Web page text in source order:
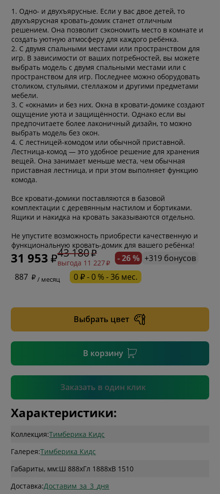
1. Одно- и двухъярусные. Если у вас двое детей, то
двухъярусная кровать-домик станет отличным
решением. Она позволит сэкономить место в комнате и
создать уютную атмосферу для каждого ребёнка.
2. С двумя спальными местами или пространством для
игр. В зависимости от ваших потребностей, вы можете
выбрать модель с двумя спальными местами или с
пространством для игр. Последнее можно оборудовать
столиком, стульями, стеллажом и другими предметами
мебели.
3. С «окнами» и без них. Окна в кровати-домике создают
ощущение уюта и защищённости. Однако если вы
предпочитаете более лаконичный дизайн, то можно
выбрать модель без окон.
4. С лестницей-комодом или обычной приставной.
Лестница-комод — это удобное решение для хранения
вещей. Она занимает меньше места, чем обычная
приставная лестница, и при этом выполняет функцию
комода.
Все кровати-домики поставляются в базовой
комплектации с деревянным настилом и бортиками.
Ящики и накидка на кровать заказываются отдельно.
Не упустите возможность приобрести качественную и
функциональную кровать-домик для вашего ребёнка!
31 953 43 180
выгода 11 227 - 26 % +319 бонусов
887
/ месяц 0 ₽ - 0 % - 36 мес.
Выбрать цвет
В корзину
Заказать в один клик
* обязательное поле
Подтвердить
Характеристики:
Коллекция:Тимберика Кидс
Галерея:Тимберика Кидс
Габариты, мм:Ш 888xГл 1888xВ 1510
Доставка:Доставим_за_3_дня